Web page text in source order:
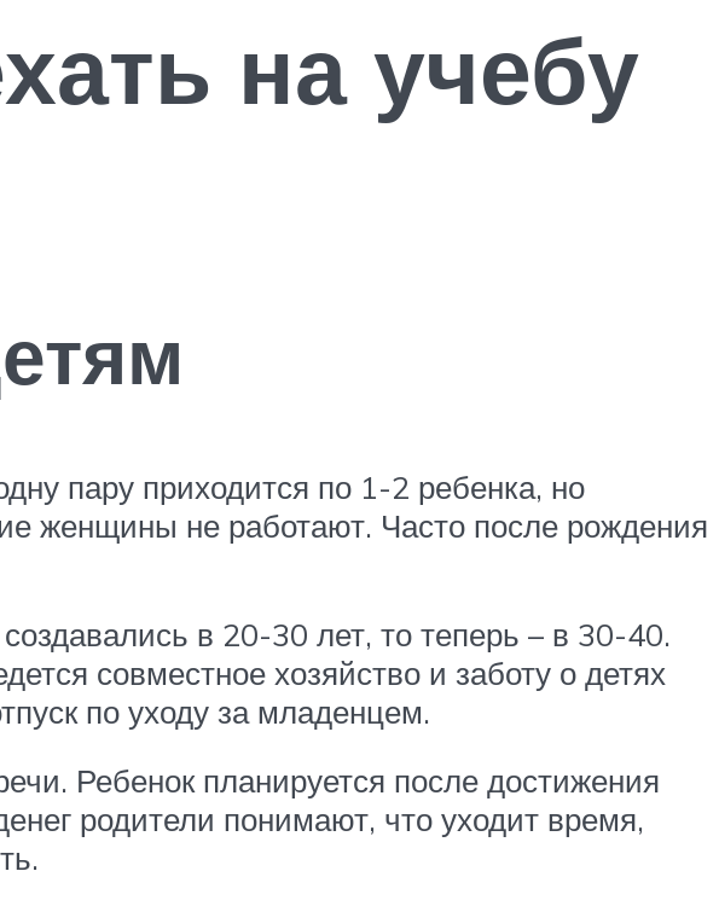
на учебу
пару приходится по 1-2 ребенка, но
женщины не работают. Часто после рождения
в 20-30 лет, то теперь – в 30-40.
совместное хозяйство и заботу о детях
по уходу за младенцем.
Ребенок планируется после достижения
родители понимают, что уходит время,